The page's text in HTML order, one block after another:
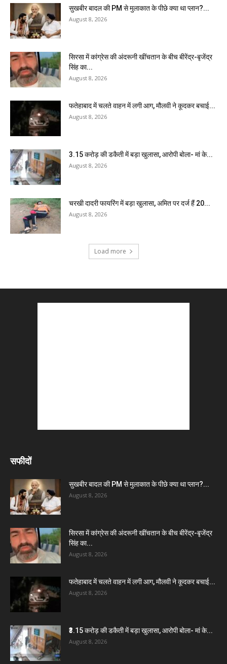
सुखबीर बादल की PM से मुलाकात के पीछे क्या था प्लान?...
August 8, 2026
सिरसा में कांग्रेस की अंदरूनी खींचतान के बीच बीरेंद्र-बृजेंद्र
सिंह का...
August 8, 2026
फतेहाबाद में चलते वाहन में लगी आग, मौलवी ने कूदकर बचाई...
August 8, 2026
₹3.15 करोड़ की डकैती में बड़ा खुलासा, आरोपी बोला- मां के...
August 8, 2026
चरखी दादरी फायरिंग में बड़ा खुलासा, अमित पर दर्ज हैं 20...
August 8, 2026
Load more
सफीदों
सुखबीर बादल की PM से मुलाकात के पीछे क्या था प्लान?...
August 8, 2026
सिरसा में कांग्रेस की अंदरूनी खींचतान के बीच बीरेंद्र-बृजेंद्र
सिंह का...
August 8, 2026
फतेहाबाद में चलते वाहन में लगी आग, मौलवी ने कूदकर बचाई...
August 8, 2026
₹3.15 करोड़ की डकैती में बड़ा खुलासा, आरोपी बोला- मां के...
August 8, 2026